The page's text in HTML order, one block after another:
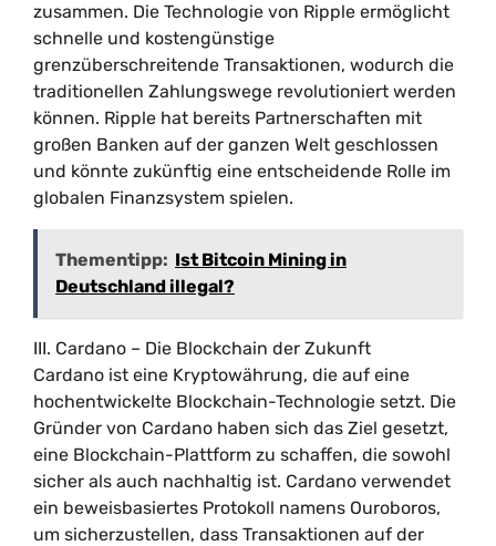
zusammen. Die Technologie von Ripple ermöglicht
schnelle und kostengünstige
grenzüberschreitende Transaktionen, wodurch die
traditionellen Zahlungswege revolutioniert werden
können. Ripple hat bereits Partnerschaften mit
großen Banken auf der ganzen Welt geschlossen
und könnte zukünftig eine entscheidende Rolle im
globalen Finanzsystem spielen.
Thementipp: Ist Bitcoin Mining in
Deutschland illegal?
III. Cardano – Die Blockchain der Zukunft
Cardano ist eine Kryptowährung, die auf eine
hochentwickelte Blockchain-Technologie setzt. Die
Gründer von Cardano haben sich das Ziel gesetzt,
eine Blockchain-Plattform zu schaffen, die sowohl
sicher als auch nachhaltig ist. Cardano verwendet
ein beweisbasiertes Protokoll namens Ouroboros,
um sicherzustellen, dass Transaktionen auf der